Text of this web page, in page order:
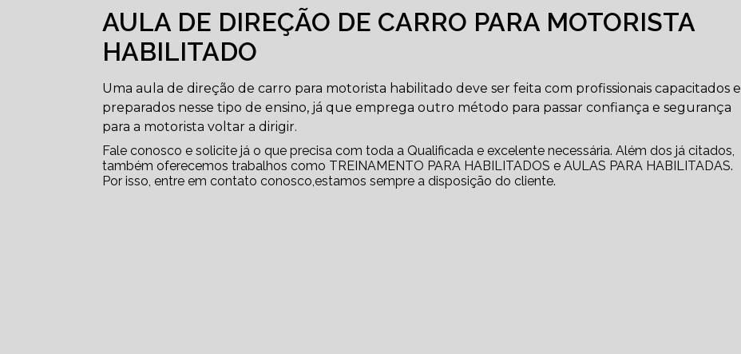
AULA DE DIREÇÃO DE CARRO PARA MOTORISTA
HABILITADO
Uma aula de direção de carro para motorista habilitado deve ser feita com profissionais capacitados e
preparados nesse tipo de ensino, já que emprega outro método para passar confiança e segurança
para a motorista voltar a dirigir.
Fale conosco e solicite já o que precisa com toda a Qualificada e excelente necessária. Além dos já citados,
também oferecemos trabalhos como TREINAMENTO PARA HABILITADOS e AULAS PARA HABILITADAS.
Por isso, entre em contato conosco,estamos sempre a disposição do cliente.